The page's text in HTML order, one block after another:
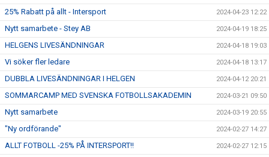
25% Rabatt på allt - Intersport 2024-04-23 12:22
Nytt samarbete - Stey AB 2024-04-19 18:25
HELGENS LIVESÄNDNINGAR 2024-04-18 19:03
Vi söker fler ledare 2024-04-18 13:17
DUBBLA LIVESÄNDNINGAR I HELGEN 2024-04-12 20:21
SOMMARCAMP MED SVENSKA FOTBOLLSAKADEMIN 2024-03-21 09:50
Nytt samarbete 2024-03-19 20:55
"Ny ordförande" 2024-02-27 14:27
ALLT FOTBOLL -25% PÅ INTERSPORT!! 2024-02-27 12:15